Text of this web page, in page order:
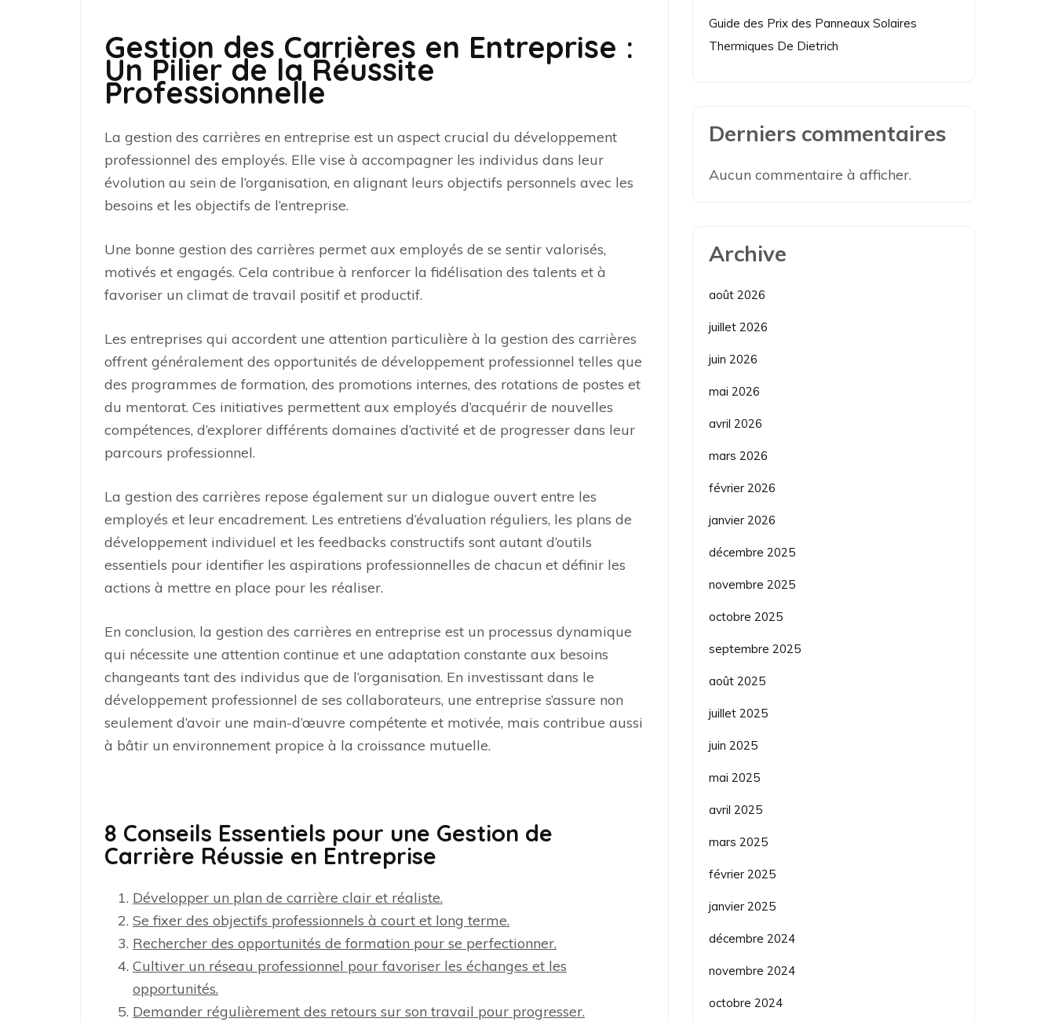
Gestion des Carrières en Entreprise :
Un Pilier de la Réussite
Professionnelle
La gestion des carrières en entreprise est un aspect crucial du développement
professionnel des employés. Elle vise à accompagner les individus dans leur
évolution au sein de l’organisation, en alignant leurs objectifs personnels avec les
besoins et les objectifs de l’entreprise.
Une bonne gestion des carrières permet aux employés de se sentir valorisés,
motivés et engagés. Cela contribue à renforcer la fidélisation des talents et à
favoriser un climat de travail positif et productif.
Les entreprises qui accordent une attention particulière à la gestion des carrières
offrent généralement des opportunités de développement professionnel telles que
des programmes de formation, des promotions internes, des rotations de postes et
du mentorat. Ces initiatives permettent aux employés d’acquérir de nouvelles
compétences, d’explorer différents domaines d’activité et de progresser dans leur
parcours professionnel.
La gestion des carrières repose également sur un dialogue ouvert entre les
employés et leur encadrement. Les entretiens d’évaluation réguliers, les plans de
développement individuel et les feedbacks constructifs sont autant d’outils
essentiels pour identifier les aspirations professionnelles de chacun et définir les
actions à mettre en place pour les réaliser.
En conclusion, la gestion des carrières en entreprise est un processus dynamique
qui nécessite une attention continue et une adaptation constante aux besoins
changeants tant des individus que de l’organisation. En investissant dans le
développement professionnel de ses collaborateurs, une entreprise s’assure non
seulement d’avoir une main-d’œuvre compétente et motivée, mais contribue aussi
à bâtir un environnement propice à la croissance mutuelle.
8 Conseils Essentiels pour une Gestion de
Carrière Réussie en Entreprise
Développer un plan de carrière clair et réaliste.
Se fixer des objectifs professionnels à court et long terme.
Rechercher des opportunités de formation pour se perfectionner.
Cultiver un réseau professionnel pour favoriser les échanges et les
opportunités.
Demander régulièrement des retours sur son travail pour progresser.
Guide des Prix des Panneaux Solaires
Thermiques De Dietrich
Derniers commentaires
Aucun commentaire à afficher.
Archive
août 2026
juillet 2026
juin 2026
mai 2026
avril 2026
mars 2026
février 2026
janvier 2026
décembre 2025
novembre 2025
octobre 2025
septembre 2025
août 2025
juillet 2025
juin 2025
mai 2025
avril 2025
mars 2025
février 2025
janvier 2025
décembre 2024
novembre 2024
octobre 2024